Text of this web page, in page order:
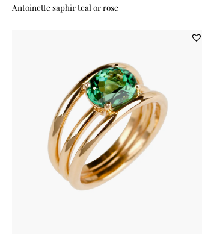
Antoinette saphir teal or rose